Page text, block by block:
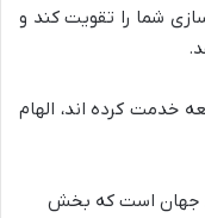
شما را تقویت کند و
خدمت کرده اند، الهام
جهان است که بخش